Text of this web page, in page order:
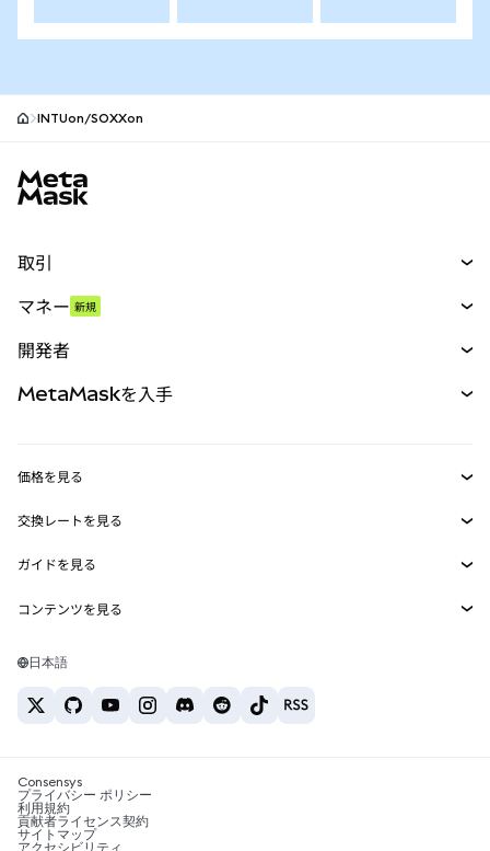
INTUon/SOXXon
取引
パーペチュアル
RWA
マネー 新規
開発者
MetaMask Connect
Snaps
Web3サービス
MetaMaskを入手
セキュリティ
サポート
キャリア
お問い合わせ
価格を見る
イーサリアムの価格
Solanaの価格
Tetherの価格
交換レートを見る
ETH→USD
USDT→INR
BTC→INR
ETH→USDT
ガイドを見る
ETHの購入
USDTの購入
SHIBの購入
BNBの購入
コンテンツを見る
Solanaウォレット
税制関連ニュース
暗号資産の購入方法は？
日本語
Consensys
プライバシー ポリシー
利用規約
貢献者ライセンス契約
サイトマップ
アクセシビリティ